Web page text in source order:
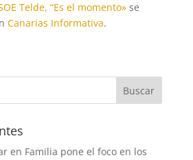
Telde, “Es el momento»se
Canarias Informativa.
en Familia pone el foco en los